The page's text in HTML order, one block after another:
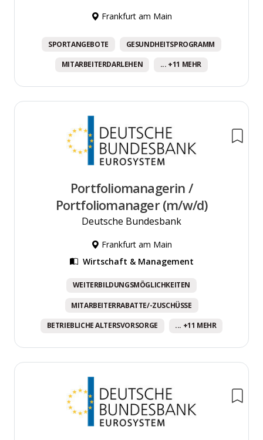
Frankfurt am Main
SPORTANGEBOTE GESUNDHEITSPROGRAMM
MITARBEITERDARLEHEN ... +11 MEHR
Portfoliomanagerin /
Portfoliomanager (m/w/d)
Deutsche Bundesbank
Frankfurt am Main
Wirtschaft & Management
WEITERBILDUNGSMÖGLICHKEITEN
MITARBEITERRABATTE/-ZUSCHÜSSE
BETRIEBLICHE ALTERSVORSORGE ... +11 MEHR